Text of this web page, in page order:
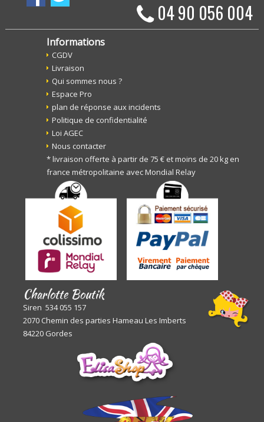
04 90 056 004
Informations
CGDV
Livraison
Qui sommes nous ?
Espace Pro
plan de réponse aux incidents
Politique de confidentialité
Loi AGEC
Nous contacter
* livraison offerte à partir de 75 € et moins de 20 kg en
france métropolitaine avec Mondial Relay
Charlotte Boutik
Siren 534 055 157
2070 Chemin des parties Hameau Les Imberts
84220 Gordes